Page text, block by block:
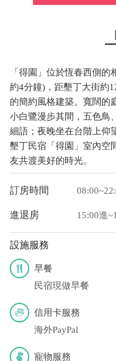
「得園」位於恆春西側
約4分鐘)，距墾丁大街約
的簡約風格建築。寬闊的
小白鷺漫步其間，五色鳥
細語；夜晚坐在台階上仰
墾丁民宿「得園」室內空
友共渡美好的時光。
訂房時間
進退房 15:00進
設施服務
早餐
民宿現做早餐
信用卡服務
海外PayPal
寵物服務